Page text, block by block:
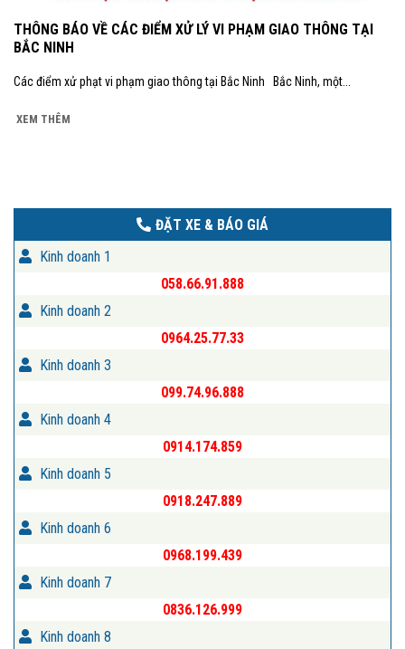
THÔNG BÁO VỀ CÁC ĐIỂM XỬ LÝ VI PHẠM GIAO THÔNG TẠI
BẮC NINH
Các điểm xử phạt vi phạm giao thông tại Bắc Ninh Bắc Ninh, một...
XEM THÊM
ĐẶT XE & BÁO GIÁ
Kinh doanh 1
058.66.91.888
Kinh doanh 2
0964.25.77.33
Kinh doanh 3
099.74.96.888
Kinh doanh 4
0914.174.859
Kinh doanh 5
0918.247.889
Kinh doanh 6
0968.199.439
Kinh doanh 7
0836.126.999
Kinh doanh 8